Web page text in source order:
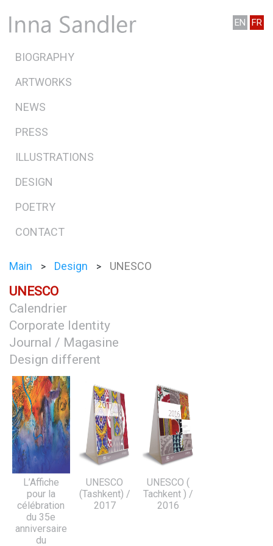
EN FR
BIOGRAPHY
ARTWORKS
NEWS
PRESS
ILLUSTRATIONS
DESIGN
POETRY
CONTACT
Main > Design > UNESCO
UNESCO
Calendrier
Corporate Identity
Journal / Magasine
Design different
L’Affiche
pour la
célébration
du 35e
anniversaire
du
UNESCO
(Tashkent) /
2017
UNESCO (
Tachkent ) /
2016